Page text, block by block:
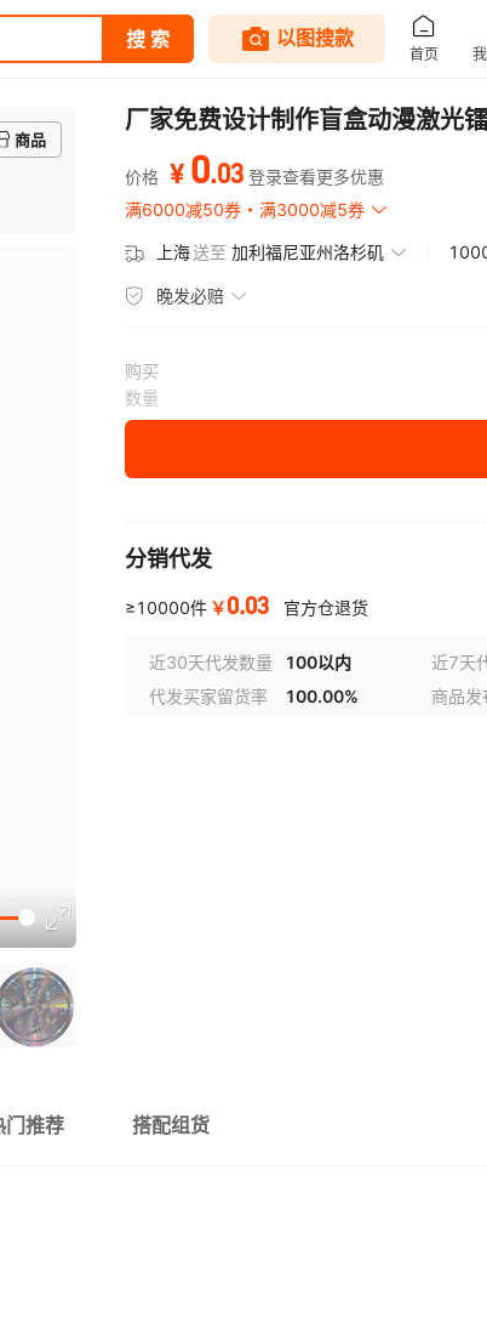
商品
厂家免费设计制作盲盒动漫激光
价格 ¥ 0.03 登录查看更多优惠
满6000减50券
满3000减5券
上海送至 加利福尼亚州洛杉矶
晚发必赔
购买
数量
分销代发
≥10000件 ￥0.03 官方仓退货
近30天代发数量 100以内 近7天
代发买家留货率
100.00% 商品发
门推荐 搭配组货